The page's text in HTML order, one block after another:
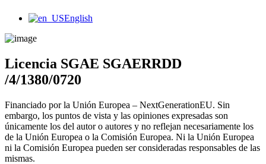
Main
English
Licencia SGAE SGAERRDD
/4/1380/0720
Financiado por la Unión Europea – NextGenerationEU. Sin
embargo, los puntos de vista y las opiniones expresadas son
únicamente los del autor o autores y no reflejan necesariamente los
de la Unión Europea o la Comisión Europea. Ni la Unión Europea
ni la Comisión Europea pueden ser consideradas responsables de las
mismas.